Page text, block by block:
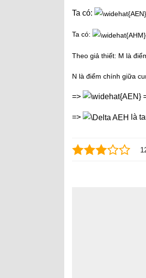
Ta có:
Ta có:
Theo giả thiết: M là
N là điểm chính giữa
=>
=> là